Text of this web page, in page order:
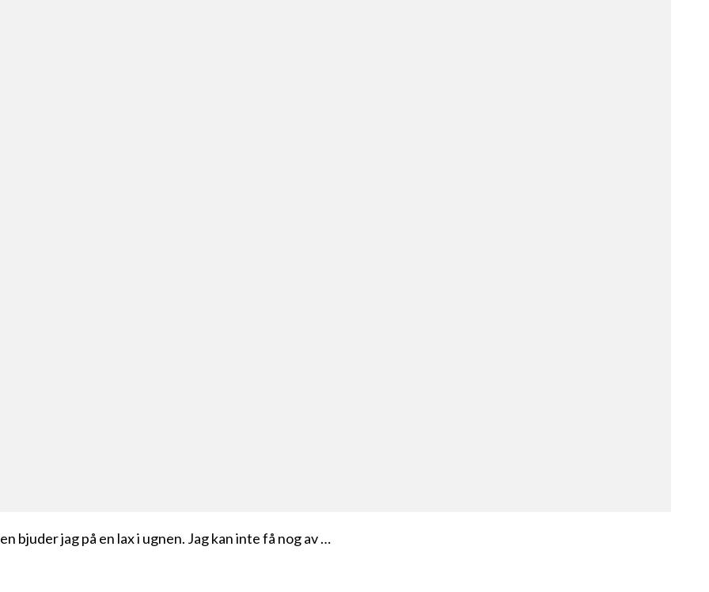
bjuder jag på en lax i ugnen. Jag kan inte få nog av …